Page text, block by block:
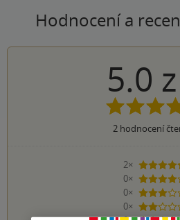
Hodnocení a
5.0 z
2hodnocení
2×
5
0×
4
0×
3
0×
2